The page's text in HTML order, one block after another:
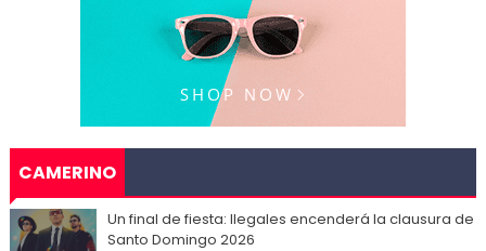
CAMERINO
Un final de fiesta: Ilegales encenderá la clausura de
Santo Domingo 2026